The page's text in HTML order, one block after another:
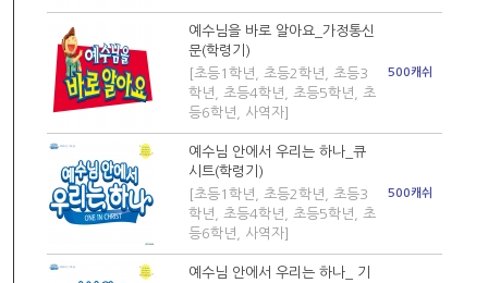
예수님을 바로 알아요_가정통신
문(학령기)
[초등1학년, 초등2학년, 초등3
학년, 초등4학년, 초등5학년, 초
등6학년, 사역자]
500캐쉬
예수님 안에서 우리는 하나_큐
시트(학령기)
[초등1학년, 초등2학년, 초등3
학년, 초등4학년, 초등5학년, 초
등6학년, 사역자]
500캐쉬
예수님 안에서 우리는 하나_ 기